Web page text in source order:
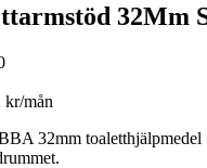
32Mm
kr/mån
32mm